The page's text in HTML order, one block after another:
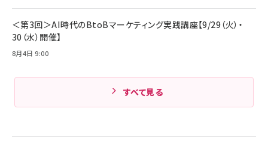
＜第3回＞AI時代のBtoBマーケティング実践講座【9/29（火）・
30（水）開催】
8月4日 9:00
すべて見る